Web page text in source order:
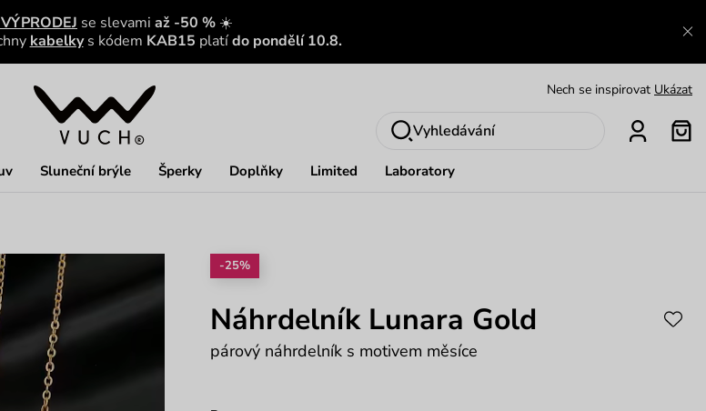
se slevami až -50 % ☀️
kabelky s kódem KAB15 platído pondělí 10.8.
Sluneční brýle Šperky Doplňky Limited Laboratory
Zajímavosti ze světa Vuch: Přečíst
Výměna a vrácení zdarma Zobrazit
Vyhledávání
-25%
Náhrdelník Lunara Gold
párový náhrdelník s motivem měsíce